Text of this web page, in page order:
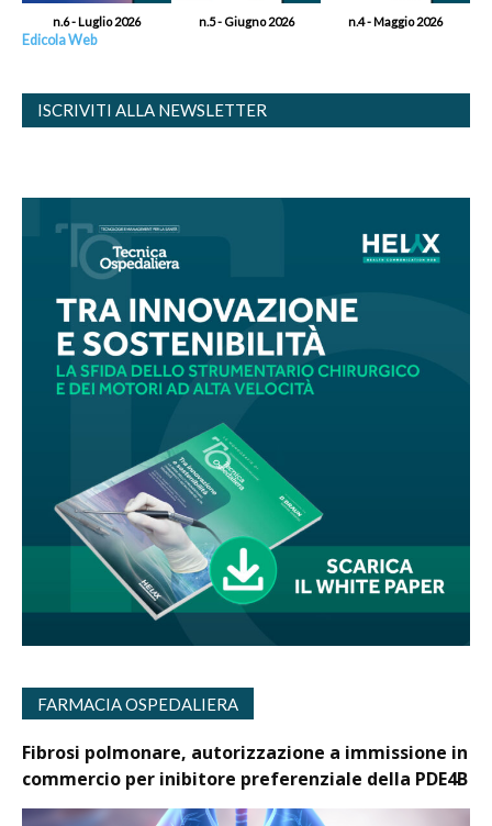
n.6 - Luglio 2026 n.5 - Giugno 2026 n.4 - Maggio 2026
Edicola Web
ISCRIVITI ALLA NEWSLETTER
FARMACIA OSPEDALIERA
Fibrosi polmonare, autorizzazione a immissione in
commercio per inibitore preferenziale della PDE4B